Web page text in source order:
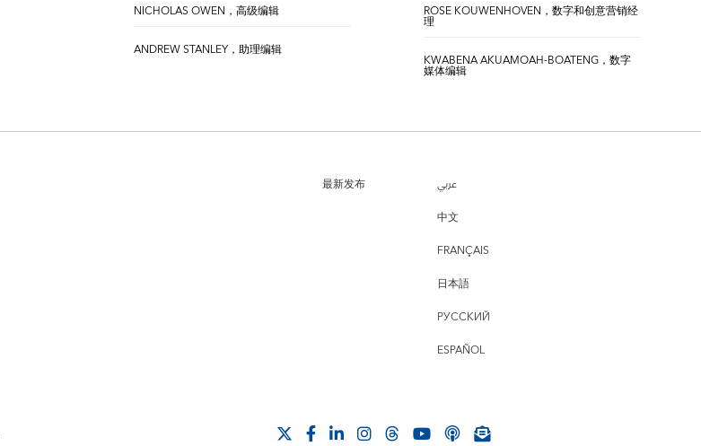
NICHOLAS OWEN，高级编辑
ANDREW STANLEY，助理编辑
ROSE KOUWENHOVEN，数字和创意营销经
理
KWABENA AKUAMOAH-BOATENG，数字
媒体编辑
最新发布
عربي
中文
FRANÇAIS
日本語
РУССКИЙ
ESPAÑOL